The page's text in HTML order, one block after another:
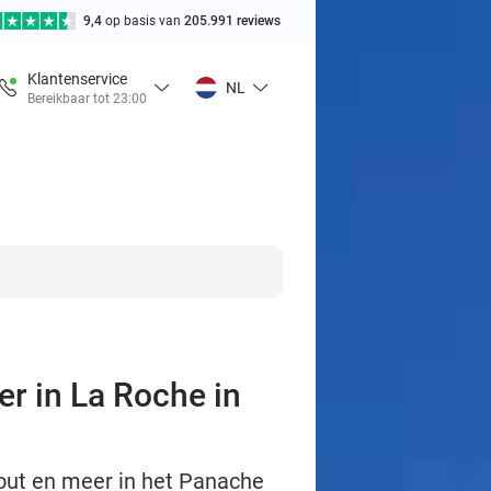
9,4 op basis van 205.991 reviews
Klantenservice
Bereikbaar tot 23:00
NL
in La Roche in
en meer in het Panache